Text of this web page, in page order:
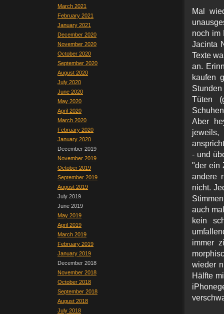
March 2021
February 2021
January 2021
December 2020
November 2020
October 2020
September 2020
August 2020
July 2020
June 2020
May 2020
April 2020
March 2020
February 2020
January 2020
December 2019
November 2019
October 2019
September 2019
August 2019
July 2019
June 2019
May 2019
April 2019
March 2019
February 2019
January 2019
December 2018
November 2018
October 2018
September 2018
August 2018
July 2018
Mal
noch im
Jacinta
Texte
an.
kaufen
Tüten
Aber
- und
"der ein
andere
nicht.
auch
kein
immer
wieder
Hälfte